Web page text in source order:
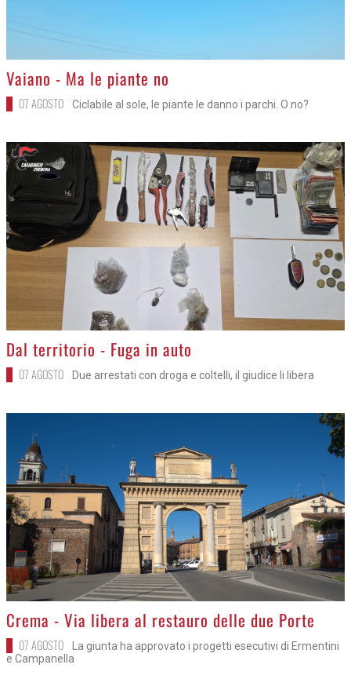
>
Vaiano - Ma le piante no
07 AGOSTO Ciclabile al sole, le piante le danno i parchi. O no?
>
Dal territorio - Fuga in auto
07 AGOSTO Due arrestati con droga e coltelli, il giudice li libera
>
Crema - Via libera al restauro delle due Porte
07 AGOSTO
La giunta ha approvato i progetti esecutivi di Ermentini
e Campanella